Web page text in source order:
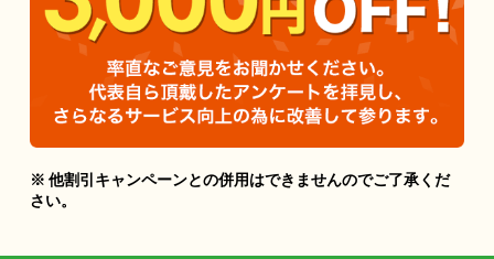
※ 他割引キャンペーンとの併用はできませんのでご了承くだ
さい。